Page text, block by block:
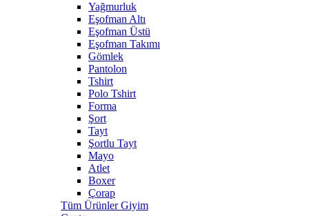
Yağmurluk
Eşofman Altı
Eşofman Üstü
Eşofman Takımı
Gömlek
Pantolon
Tshirt
Polo Tshirt
Forma
Şort
Tayt
Şortlu Tayt
Mayo
Atlet
Boxer
Çorap
Tüm Ürünler Giyim